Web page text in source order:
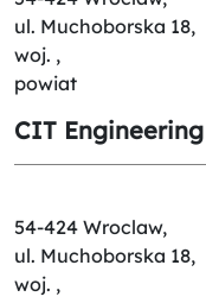
ul. Muchoborska 18,
woj. ,
powiat
CIT Engineering
54-424 Wroclaw,
ul. Muchoborska 18,
woj. ,